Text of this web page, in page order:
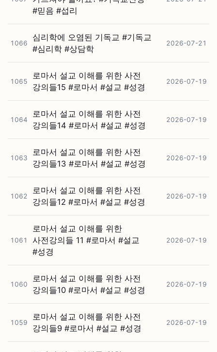
#⁠믿음 #⁠섭리
1066
심리학에 오염된 기독교 #⁠기독교
#⁠심리학 #⁠상담학
2026-07-21
1065
로마서 설교 이해를 위한 사전
강의들15 #⁠로마서 #⁠설교 #⁠성경
2026-07-19
1064
로마서 설교 이해를 위한 사전
강의들14 #⁠로마서 #⁠설교 #⁠성경
2026-07-19
1063
로마서 설교 이해를 위한 사전
강의들13 #⁠로마서 #⁠설교 #⁠성경
2026-07-19
1062
로마서 설교 이해를 위한 사전
강의들12 #⁠로마서 #⁠설교 #⁠성경
2026-07-19
1061
로마서 설교 이해를 위한
사전강의들 11 #⁠로마서 #⁠설교
#⁠성경
2026-07-19
1060
로마서 설교 이해를 위한 사전
강의들10 #⁠로마서 #⁠설교 #⁠성경
2026-07-19
1059
로마서 설교 이해를 위한 사전
강의들9 #⁠로마서 #⁠설교 #⁠성경
2026-07-19